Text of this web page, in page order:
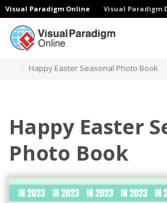
Visual Paradigm Online Visual Paradigm
Happy Easter Seasonal Photo Book
Happy Easter
Photo Book